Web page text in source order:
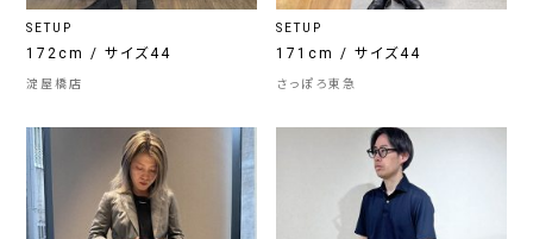
SETUP
172cm / サイズ44
淀屋橋店
SETUP
171cm / サイズ44
さっぽろ東急